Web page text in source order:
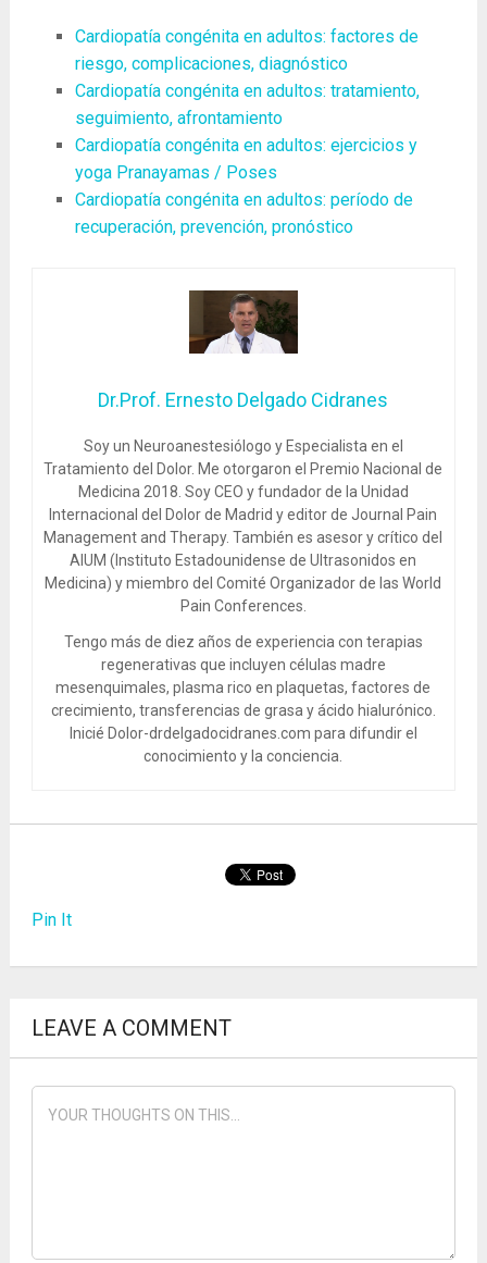
Cardiopatía congénita en adultos: factores de
riesgo, complicaciones, diagnóstico
Cardiopatía congénita en adultos: tratamiento,
seguimiento, afrontamiento
Cardiopatía congénita en adultos: ejercicios y
yoga Pranayamas / Poses
Cardiopatía congénita en adultos: período de
recuperación, prevención, pronóstico
Dr.Prof. Ernesto Delgado Cidranes
Soy un Neuroanestesiólogo y Especialista en el
Tratamiento del Dolor. Me otorgaron el Premio Nacional de
Medicina 2018. Soy CEO y fundador de la Unidad
Internacional del Dolor de Madrid y editor de Journal Pain
Management and Therapy. También es asesor y crítico del
AIUM (Instituto Estadounidense de Ultrasonidos en
Medicina) y miembro del Comité Organizador de las World
Pain Conferences.
Tengo más de diez años de experiencia con terapias
regenerativas que incluyen células madre
mesenquimales, plasma rico en plaquetas, factores de
crecimiento, transferencias de grasa y ácido hialurónico.
Inicié Dolor-drdelgadocidranes.com para difundir el
conocimiento y la conciencia.
Pin It
LEAVE A COMMENT